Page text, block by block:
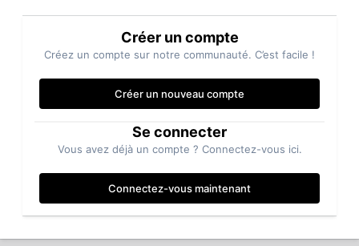
Créer un compte
Créez un compte sur notre communauté. C’est facile !
Créer un nouveau compte
Se connecter
Vous avez déjà un compte ? Connectez-vous ici.
Connectez-vous maintenant